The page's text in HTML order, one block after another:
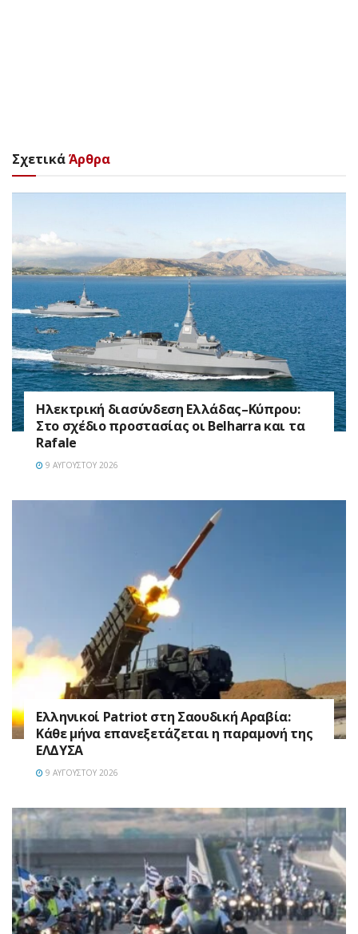
ΣχετικάΆρθρα
Ηλεκτρική διασύνδεση Ελλάδας–Κύπρου:
Στο σχέδιο προστασίας οι Belharra και τα
Rafale
9 ΑΥΓΟΎΣΤΟΥ 2026
Ελληνικοί Patriot στη Σαουδική Αραβία:
Κάθε μήνα επανεξετάζεται η παραμονή της
ΕΛΔΥΣΑ
9 ΑΥΓΟΎΣΤΟΥ 2026